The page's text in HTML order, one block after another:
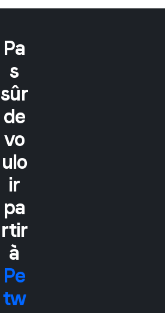
Pa
s
sûr
de
vo
ulo
ir
pa
rtir
à
Pe
tw